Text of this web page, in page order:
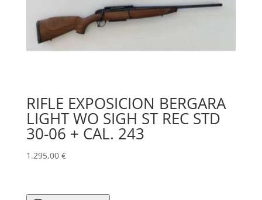
RIFLE EXPOSICION BERGARA
LIGHT WO SIGH ST REC STD
30-06 + CAL. 243
1.295,00 €